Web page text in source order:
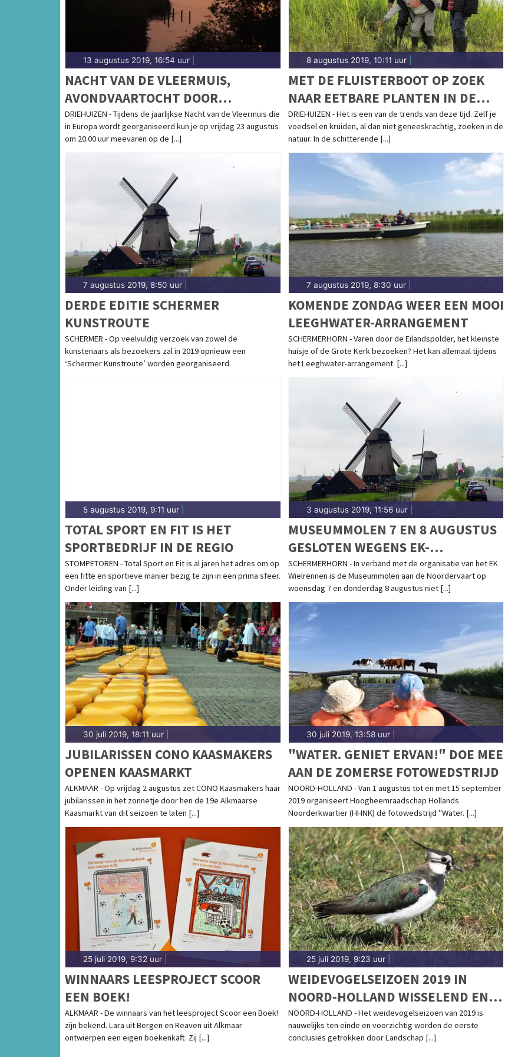
13 augustus 2019, 16:54 uur
NACHT VAN DE VLEERMUIS,
AVONDVAARTOCHT DOOR
EILANDSPOLDER
DRIEHUIZEN - Tijdens de jaarlijkse Nacht van de Vleermuis die
in Europa wordt georganiseerd kun je op vrijdag 23 augustus
om 20.00 uur meevaren op de [...]
8 augustus 2019, 10:11 uur|
MET DE FLUISTERBOOT OP ZOEK
NAAR EETBARE PLANTEN IN DE
EILANDSPOLDER
DRIEHUIZEN - Het is een van de trends van deze tijd. Zelf je
voedsel en kruiden, al dan niet geneeskrachtig, zoeken in de
natuur. In de schitterende [...]
7 augustus 2019, 8:50 uur
DERDE EDITIE SCHERMER
KUNSTROUTE
SCHERMER - Op veelvuldig verzoek van zowel de
kunstenaars als bezoekers zal in 2019 opnieuw een
‘Schermer Kunstroute’ worden georganiseerd.
7 augustus 2019, 8:30 uur|
KOMENDE ZONDAG WEER EEN MOOI
LEEGHWATER-ARRANGEMENT
SCHERMERHORN - Varen door de Eilandspolder, het kleinste
huisje of de Grote Kerk bezoeken? Het kan allemaal tijdens
het Leeghwater-arrangement. [...]
5 augustus 2019, 9:11 uur
TOTAL SPORT EN FIT IS HET
SPORTBEDRIJF IN DE REGIO
STOMPETOREN - Total Sport en Fit is al jaren het adres om op
een fitte en sportieve manier bezig te zijn in een prima sfeer.
Onder leiding van [...]
3 augustus 2019, 11:56 uur|
MUSEUMMOLEN 7 EN 8 AUGUSTUS
GESLOTEN WEGENS EK-
WIELRENNEN
SCHERMERHORN - In verband met de organisatie van het EK
Wielrennen is de Museummolen aan de Noordervaart op
woensdag 7 en donderdag 8 augustus niet [...]
30 juli 2019, 18:11 uur
JUBILARISSEN CONO KAASMAKERS
OPENEN KAASMARKT
ALKMAAR - Op vrijdag 2 augustus zet CONO Kaasmakers haar
jubilarissen in het zonnetje door hen de 19e Alkmaarse
Kaasmarkt van dit seizoen te laten [...]
30 juli 2019, 13:58 uur|
"WATER. GENIET ERVAN!" DOE MEE
AAN DE ZOMERSE FOTOWEDSTRIJD
NOORD-HOLLAND - Van 1 augustus tot en met 15 september
2019 organiseert Hoogheemraadschap Hollands
Noorderkwartier (HHNK) de fotowedstrijd "Water. [...]
25 juli 2019, 9:32 uur
WINNAARS LEESPROJECT SCOOR
EEN BOEK!
ALKMAAR - De winnaars van het leesproject Scoor een Boek!
zijn bekend. Lara uit Bergen en Reaven uit Alkmaar
ontwierpen een eigen boekenkaft. Zij [...]
25 juli 2019, 9:23 uur|
WEIDEVOGELSEIZOEN 2019 IN
NOORD-HOLLAND WISSELEND EN
HEEL GESPREID
NOORD-HOLLAND - Het weidevogelseizoen van 2019 is
nauwelijks ten einde en voorzichtig worden de eerste
conclusies getrokken door Landschap [...]